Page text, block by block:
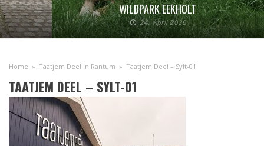
WILDPARK EEKHOLT
24. April 2026
Home » Taatjem Deel in Rantum » Taatjem Deel – Sylt-01
TAATJEM DEEL – SYLT-01